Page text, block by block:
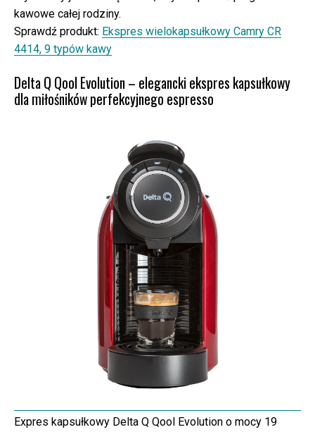
kawowe całej rodziny.
Sprawdź produkt: Ekspres wielokapsułkowy Camry CR
4414, 9 typów kawy
Delta Q Qool Evolution – elegancki ekspres kapsułkowy
dla miłośników perfekcyjnego espresso
Expres kapsułkowy Delta Q Qool Evolution o mocy 19